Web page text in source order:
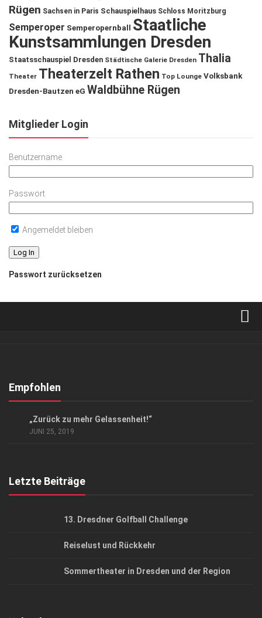
Rügen Sachsen in Paris Schauspielhaus Schloss Moritzburg
Semperoper Semperopernball
Staatliche
Kunstsammlungen Dresden
Staatsschauspiel Dresden Städtische Galerie Dresden Thalia
Theater Theaterzelt Rathen Top Lounge Volksbank
Dresden-Bautzen eG Waldbühne Rügen
Mitglieder Login
Benutzername
Passwort
Angemeldet bleiben
Passwort zurücksetzen
Kontakt, Impressum
Empfohlen
„Zurück zu mehr Gelassenheit!“
JUNI 25, 2019
Letzte Beiträge
13. Dresdner Golfball Challenge
Reiselust und Rückkehr
Sommertheater in Dresden und der Region